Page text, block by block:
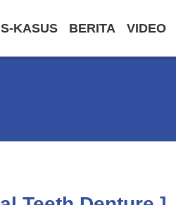
KASUS BERITA VIDEO